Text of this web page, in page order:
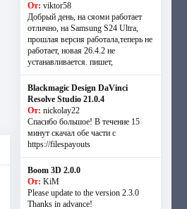
От: viktor58
Добрый день, на сяоми работает
отлично, на Samsung S24 Ultra,
прошлая версия работала,теперь не
работает, новая 26.4.2 не
устанавливается. пишет,
Blackmagic Design DaVinci
Resolve Studio 21.0.4
От: nickolay22
Спасибо большое! В течение 15
минут скачал обе части с
https://filespayouts
Boom 3D 2.0.0
От: KiM
Please update to the version 2.3.0
Thanks in advance!